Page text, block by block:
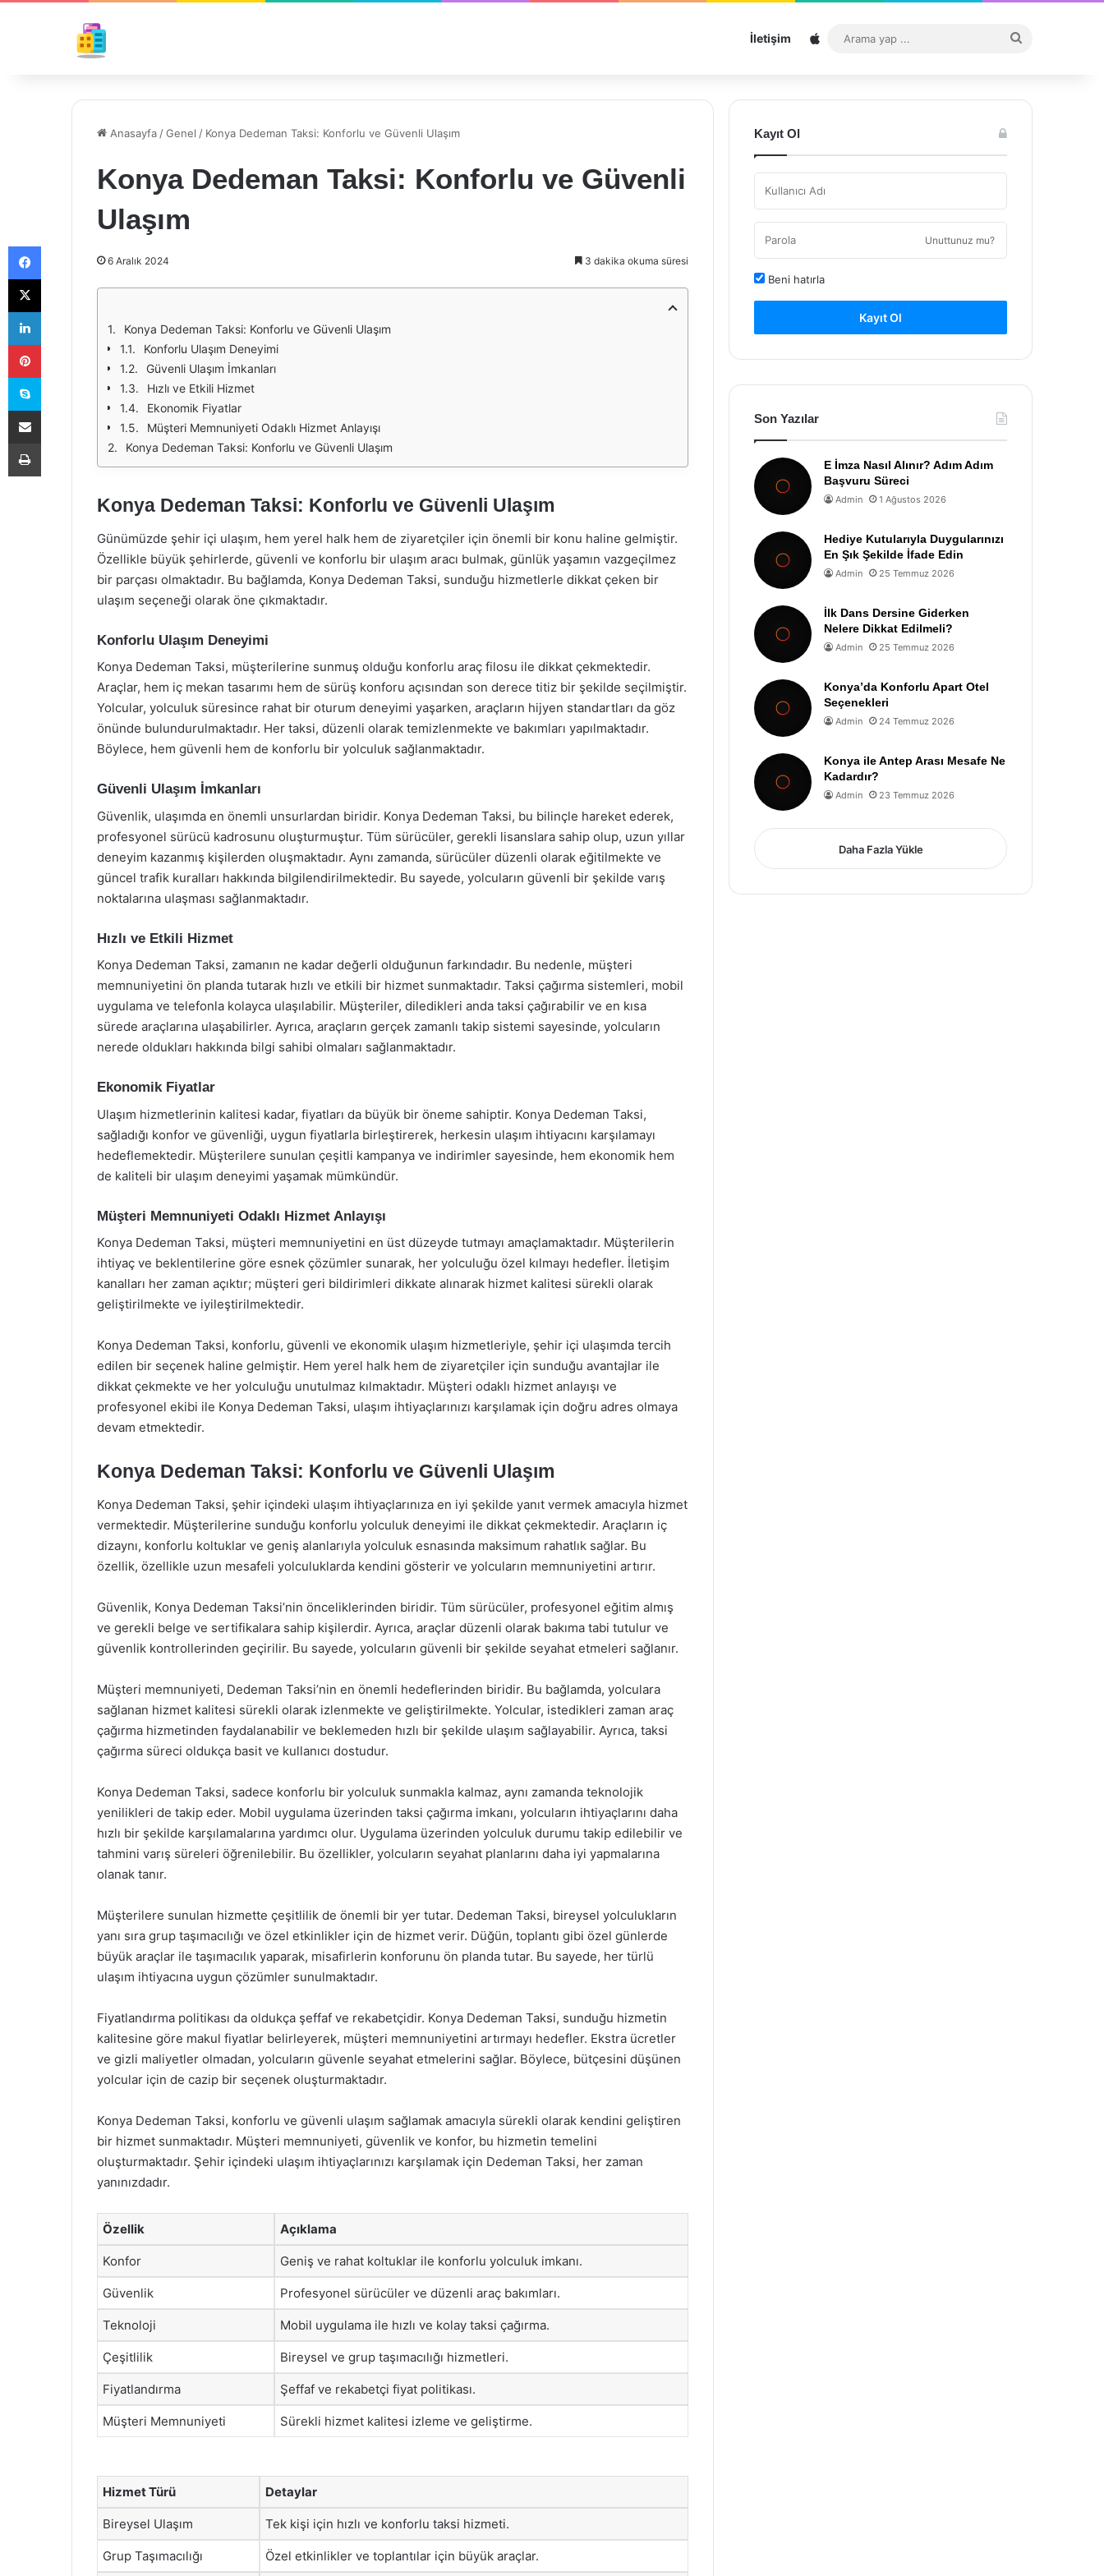
İletişim Sitemap
...
Anasayfa /Genel / Konya Dedeman Taksi: Konforlu ve Güvenli Ulaşım
Konya Dedeman Taksi: Konforlu ve Güvenli
Ulaşım
6 Aralık 2024 3 dakika okuma süresi
Konya Dedeman Taksi: Konforlu ve Güvenli Ulaşım
Konforlu Ulaşım Deneyimi
Güvenli Ulaşım İmkanları
Hızlı ve Etkili Hizmet
Ekonomik Fiyatlar
Müşteri Memnuniyeti Odaklı Hizmet Anlayışı
Konya Dedeman Taksi: Konforlu ve Güvenli Ulaşım
Konya Dedeman Taksi: Konforlu ve Güvenli Ulaşım
Günümüzde şehir içi ulaşım, hem yerel halk hem de ziyaretçiler için önemli bir konu haline gelmiştir.
Özellikle büyük şehirlerde, güvenli ve konforlu bir ulaşım aracı bulmak, günlük yaşamın vazgeçilmez
bir parçası olmaktadır. Bu bağlamda, Konya Dedeman Taksi, sunduğu hizmetlerle dikkat çeken bir
ulaşım seçeneği olarak öne çıkmaktadır.
Konforlu Ulaşım Deneyimi
Konya Dedeman Taksi, müşterilerine sunmuş olduğu konforlu araç filosu ile dikkat çekmektedir.
Araçlar, hem iç mekan tasarımı hem de sürüş konforu açısından son derece titiz bir şekilde seçilmiştir.
Yolcular, yolculuk süresince rahat bir oturum deneyimi yaşarken, araçların hijyen standartları da göz
önünde bulundurulmaktadır. Her taksi, düzenli olarak temizlenmekte ve bakımları yapılmaktadır.
Böylece, hem güvenli hem de konforlu bir yolculuk sağlanmaktadır.
Güvenli Ulaşım İmkanları
Güvenlik, ulaşımda en önemli unsurlardan biridir. Konya Dedeman Taksi, bu bilinçle hareket ederek,
profesyonel sürücü kadrosunu oluşturmuştur. Tüm sürücüler, gerekli lisanslara sahip olup, uzun yıllar
deneyim kazanmış kişilerden oluşmaktadır. Aynı zamanda, sürücüler düzenli olarak eğitilmekte ve
güncel trafik kuralları hakkında bilgilendirilmektedir. Bu sayede, yolcuların güvenli bir şekilde varış
noktalarına ulaşması sağlanmaktadır.
Hızlı ve Etkili Hizmet
Konya Dedeman Taksi, zamanın ne kadar değerli olduğunun farkındadır. Bu nedenle, müşteri
memnuniyetini ön planda tutarak hızlı ve etkili bir hizmet sunmaktadır. Taksi çağırma sistemleri, mobil
uygulama ve telefonla kolayca ulaşılabilir. Müşteriler, diledikleri anda taksi çağırabilir ve en kısa
sürede araçlarına ulaşabilirler. Ayrıca, araçların gerçek zamanlı takip sistemi sayesinde, yolcuların
nerede oldukları hakkında bilgi sahibi olmaları sağlanmaktadır.
Ekonomik Fiyatlar
Ulaşım hizmetlerinin kalitesi kadar, fiyatları da büyük bir öneme sahiptir. Konya Dedeman Taksi,
sağladığı konfor ve güvenliği, uygun fiyatlarla birleştirerek, herkesin ulaşım ihtiyacını karşılamayı
hedeflemektedir. Müşterilere sunulan çeşitli kampanya ve indirimler sayesinde, hem ekonomik hem
de kaliteli bir ulaşım deneyimi yaşamak mümkündür.
Müşteri Memnuniyeti Odaklı Hizmet Anlayışı
Konya Dedeman Taksi, müşteri memnuniyetini en üst düzeyde tutmayı amaçlamaktadır. Müşterilerin
ihtiyaç ve beklentilerine göre esnek çözümler sunarak, her yolculuğu özel kılmayı hedefler. İletişim
kanalları her zaman açıktır; müşteri geri bildirimleri dikkate alınarak hizmet kalitesi sürekli olarak
geliştirilmekte ve iyileştirilmektedir.
Konya Dedeman Taksi, konforlu, güvenli ve ekonomik ulaşım hizmetleriyle, şehir içi ulaşımda tercih
edilen bir seçenek haline gelmiştir. Hem yerel halk hem de ziyaretçiler için sunduğu avantajlar ile
dikkat çekmekte ve her yolculuğu unutulmaz kılmaktadır. Müşteri odaklı hizmet anlayışı ve
profesyonel ekibi ile Konya Dedeman Taksi, ulaşım ihtiyaçlarınızı karşılamak için doğru adres olmaya
devam etmektedir.
Konya Dedeman Taksi: Konforlu ve Güvenli Ulaşım
Konya Dedeman Taksi, şehir içindeki ulaşım ihtiyaçlarınıza en iyi şekilde yanıt vermek amacıyla hizmet
vermektedir. Müşterilerine sunduğu konforlu yolculuk deneyimi ile dikkat çekmektedir. Araçların iç
dizaynı, konforlu koltuklar ve geniş alanlarıyla yolculuk esnasında maksimum rahatlık sağlar. Bu
özellik, özellikle uzun mesafeli yolculuklarda kendini gösterir ve yolcuların memnuniyetini artırır.
Güvenlik, Konya Dedeman Taksi’nin önceliklerinden biridir. Tüm sürücüler, profesyonel eğitim almış
ve gerekli belge ve sertifikalara sahip kişilerdir. Ayrıca, araçlar düzenli olarak bakıma tabi tutulur ve
güvenlik kontrollerinden geçirilir. Bu sayede, yolcuların güvenli bir şekilde seyahat etmeleri sağlanır.
Müşteri memnuniyeti, Dedeman Taksi’nin en önemli hedeflerinden biridir. Bu bağlamda, yolculara
sağlanan hizmet kalitesi sürekli olarak izlenmekte ve geliştirilmekte. Yolcular, istedikleri zaman araç
çağırma hizmetinden faydalanabilir ve beklemeden hızlı bir şekilde ulaşım sağlayabilir. Ayrıca, taksi
çağırma süreci oldukça basit ve kullanıcı dostudur.
Konya Dedeman Taksi, sadece konforlu bir yolculuk sunmakla kalmaz, aynı zamanda teknolojik
yenilikleri de takip eder. Mobil uygulama üzerinden taksi çağırma imkanı, yolcuların ihtiyaçlarını daha
hızlı bir şekilde karşılamalarına yardımcı olur. Uygulama üzerinden yolculuk durumu takip edilebilir ve
tahmini varış süreleri öğrenilebilir. Bu özellikler, yolcuların seyahat planlarını daha iyi yapmalarına
olanak tanır.
Müşterilere sunulan hizmette çeşitlilik de önemli bir yer tutar. Dedeman Taksi, bireysel yolculukların
yanı sıra grup taşımacılığı ve özel etkinlikler için de hizmet verir. Düğün, toplantı gibi özel günlerde
büyük araçlar ile taşımacılık yaparak, misafirlerin konforunu ön planda tutar. Bu sayede, her türlü
ulaşım ihtiyacına uygun çözümler sunulmaktadır.
Fiyatlandırma politikası da oldukça şeffaf ve rekabetçidir. Konya Dedeman Taksi, sunduğu hizmetin
kalitesine göre makul fiyatlar belirleyerek, müşteri memnuniyetini artırmayı hedefler. Ekstra ücretler
ve gizli maliyetler olmadan, yolcuların güvenle seyahat etmelerini sağlar. Böylece, bütçesini düşünen
yolcular için de cazip bir seçenek oluşturmaktadır.
Konya Dedeman Taksi, konforlu ve güvenli ulaşım sağlamak amacıyla sürekli olarak kendini geliştiren
bir hizmet sunmaktadır. Müşteri memnuniyeti, güvenlik ve konfor, bu hizmetin temelini
oluşturmaktadır. Şehir içindeki ulaşım ihtiyaçlarınızı karşılamak için Dedeman Taksi, her zaman
yanınızdadır.
Özellik Açıklama
Konfor Geniş ve rahat koltuklar ile konforlu yolculuk imkanı.
Güvenlik Profesyonel sürücüler ve düzenli araç bakımları.
Teknoloji Mobil uygulama ile hızlı ve kolay taksi çağırma.
Çeşitlilik Bireysel ve grup taşımacılığı hizmetleri.
Fiyatlandırma Şeffaf ve rekabetçi fiyat politikası.
Müşteri Memnuniyeti Sürekli hizmet kalitesi izleme ve geliştirme.
Hizmet Türü Detaylar
Bireysel Ulaşım Tek kişi için hızlı ve konforlu taksi hizmeti.
Grup Taşımacılığı Özel etkinlikler ve toplantılar için büyük araçlar.
Kayıt Ol
Unuttunuz mu?
Beni hatırla
Kayıt Ol
Son Yazılar
E İmza Nasıl Alınır? Adım Adım
Başvuru Süreci
Admin 1 Ağustos 2026
Hediye Kutularıyla Duygularınızı
En Şık Şekilde İfade Edin
Admin 25 Temmuz 2026
İlk Dans Dersine Giderken
Nelere Dikkat Edilmeli?
Admin 25 Temmuz 2026
Konya’da Konforlu Apart Otel
Seçenekleri
Admin 24 Temmuz 2026
Konya ile Antep Arası Mesafe Ne
Kadardır?
Admin 23 Temmuz 2026
Daha Fazla Yükle
Facebook
X
LinkedIn
Pinterest
Skype
E-Posta ile paylaş